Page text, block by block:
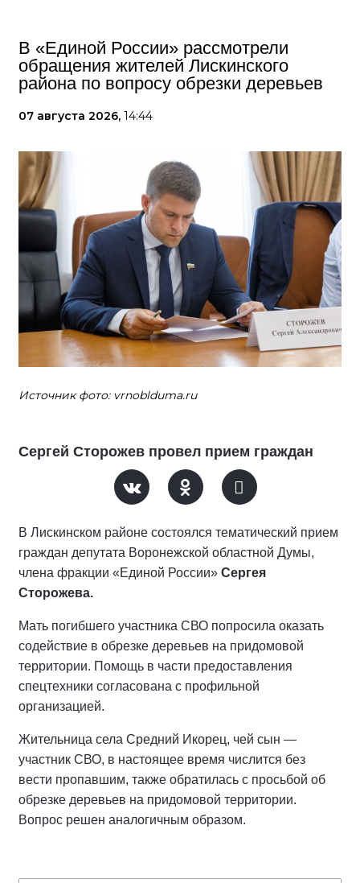
В «Единой России» рассмотрели
обращения жителей Лискинского
района по вопросу обрезки деревьев
07 августа 2026, 14:44
Источник фото: vrnoblduma.ru
Сергей Сторожев провел прием граждан
В Лискинском районе состоялся тематический прием
граждан депутата Воронежской областной Думы,
члена фракции «Единой России» Сергея
Сторожева.
Мать погибшего участника СВО попросила оказать
содействие в обрезке деревьев на придомовой
территории. Помощь в части предоставления
спецтехники согласована с профильной
организацией.
Жительница села Средний Икорец, чей сын —
участник СВО, в настоящее время числится без
вести пропавшим, также обратилась с просьбой об
обрезке деревьев на придомовой территории.
Вопрос решен аналогичным образом.